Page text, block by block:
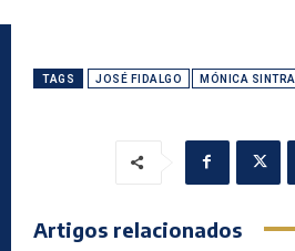
TAGS JOSÉ FIDALGO MÓNICA SINTRA
Artigos relacionados